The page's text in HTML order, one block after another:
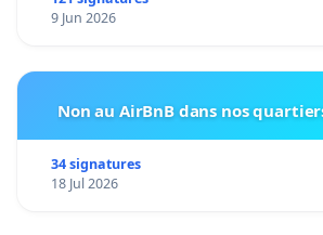
9 Jun 2026
Non au AirBnB dans nos
34 signatures
18 Jul 2026